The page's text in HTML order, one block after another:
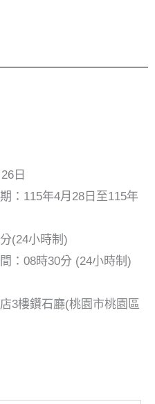
日
：115年4月28日至115年
(24小時制)
：08時30分 (24小時制)
3樓鑽石廳(桃園市桃園區